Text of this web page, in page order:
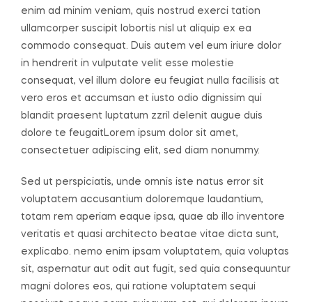
enim ad minim veniam, quis nostrud exerci tation
ullamcorper suscipit lobortis nisl ut aliquip ex ea
commodo consequat. Duis autem vel eum iriure dolor
in hendrerit in vulputate velit esse molestie
consequat, vel illum dolore eu feugiat nulla facilisis at
vero eros et accumsan et iusto odio dignissim qui
blandit praesent luptatum zzril delenit augue duis
dolore te feugaitLorem ipsum dolor sit amet,
consectetuer adipiscing elit, sed diam nonummy.
Sed ut perspiciatis, unde omnis iste natus error sit
voluptatem accusantium doloremque laudantium,
totam rem aperiam eaque ipsa, quae ab illo inventore
veritatis et quasi architecto beatae vitae dicta sunt,
explicabo. nemo enim ipsam voluptatem, quia voluptas
sit, aspernatur aut odit aut fugit, sed quia consequuntur
magni dolores eos, qui ratione voluptatem sequi